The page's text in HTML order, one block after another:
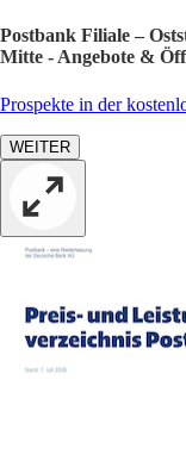
Postbank Filiale –
Mitte - Angebote &
Prospekte in der
WEITER